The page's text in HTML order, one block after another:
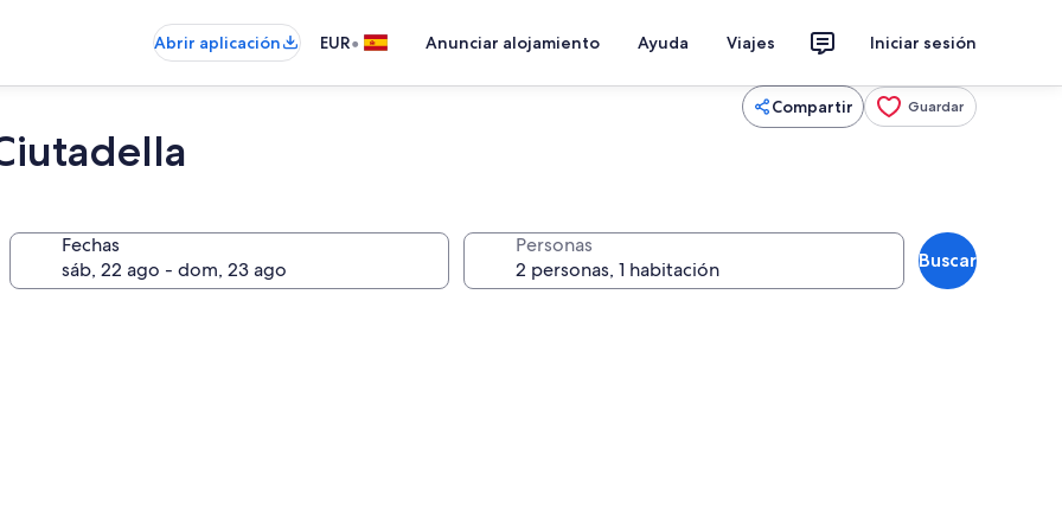
Abrir aplicación EUR• Anunciar alojamiento Ayuda Viajes Iniciar sesión
Compartir Guardar
Fechas Personas
Buscar